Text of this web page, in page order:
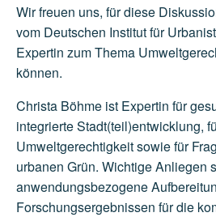
Wir freuen uns, für diese
vom Deutschen Institut für
Expertin zum Thema
können.
Christa Böhme ist Expertin für
integrierte Stadt(teil)entwicklung,
Umweltgerechtigkeit sowie für
urbanen Grün. Wichtige Anliegen
anwendungsbezogene
Forschungsergebnissen für die